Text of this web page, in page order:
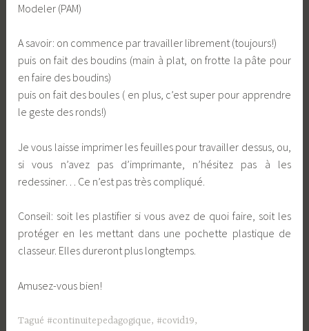
Modeler (PAM)
A savoir: on commence par travailler librement (toujours!)
puis on fait des boudins (main à plat, on frotte la pâte pour
en faire des boudins)
puis on fait des boules ( en plus, c’est super pour apprendre
le geste des ronds!)
Je vous laisse imprimer les feuilles pour travailler dessus, ou,
si vous n’avez pas d’imprimante, n’hésitez pas à les
redessiner… Ce n’est pas très compliqué.
Conseil: soit les plastifier si vous avez de quoi faire, soit les
protéger en les mettant dans une pochette plastique de
classeur. Elles dureront plus longtemps.
Amusez-vous bien!
Tagué #continuitepedagogique, #covid19,